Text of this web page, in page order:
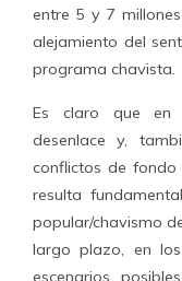
entre 5 y 7
alejamiento del
programa chavista.
Es claro que en
desenlace y,
conflictos de
resulta
popular/chavismo
largo plazo, en los
escenarios